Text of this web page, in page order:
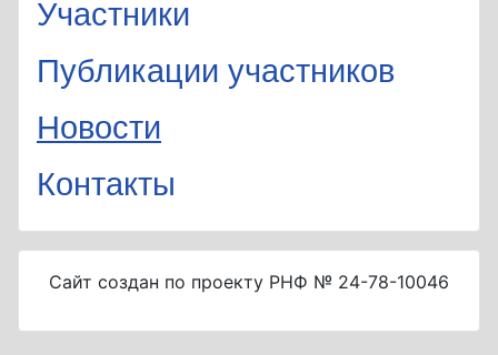
Участники
Публикации участников
Новости
Контакты
Сайт создан по проекту РНФ № 24-78-10046